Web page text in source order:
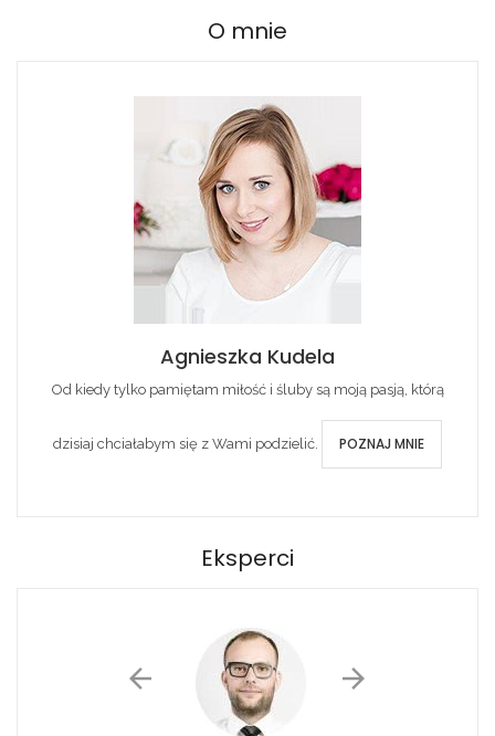
O mnie
Agnieszka Kudela
Od kiedy tylko pamiętam miłość i śluby są moją pasją, którą
dzisiaj chciałabym się z Wami podzielić. POZNAJ MNIE
Eksperci